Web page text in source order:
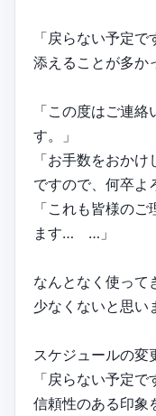
「戻らない予定
添えることが多か
「この度はご連
す。」
「お手数をおか
ですので、何卒よ
「これも皆様の
ます… …」
なんとなく使って
少なくないと思い
スケジュールの変
「戻らない予定で
信頼性のある印象